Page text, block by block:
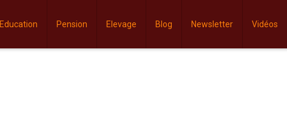
Education Pension Elevage Blog Newsletter Vidéos